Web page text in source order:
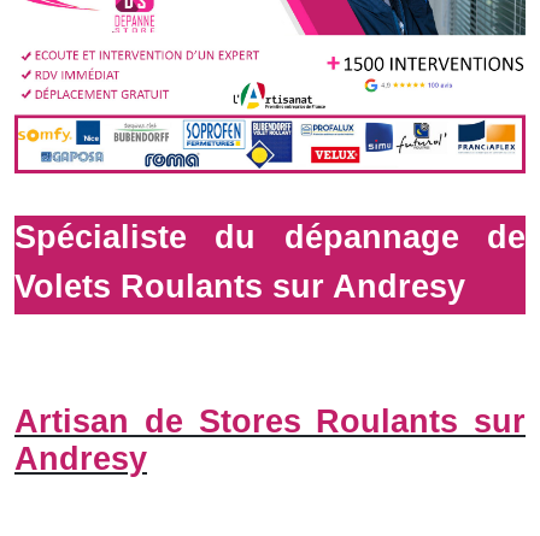
Spécialiste du dépannage de
Volets Roulants sur Andresy
Artisan de Stores Roulants sur
Andresy